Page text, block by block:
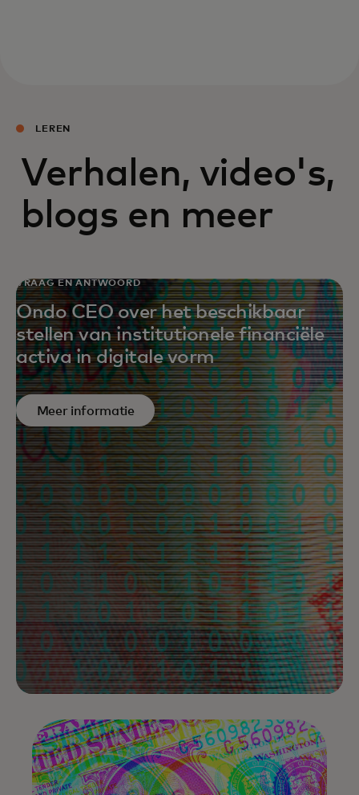
LEREN
Verhalen, video's,
blogs en meer
VRAAG EN ANTWOORD
Ondo CEO over het beschikbaar
stellen van institutionele financiële
activa in digitale vorm
Meer informatie